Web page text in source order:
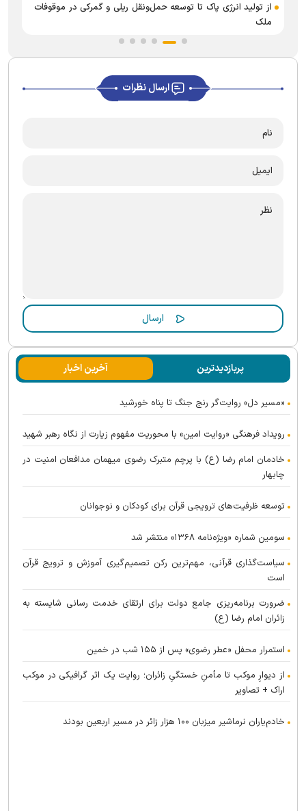
از تولید انرژی پاک تا توسعه حمل‌ونقل ریلی و گمرکی در موقوفات
ملک
ارسال نظرات
پربازدیدترین آخرین اخبار
«مسیر دل» روایت‌گر رنج جنگ تا پناه خورشید
رویداد فرهنگی «روایت امین» با محوریت مفهوم زیارت از نگاه رهبر شهید
خادمان امام رضا (ع) با پرچم متبرک رضوی میهمان مدافعان امنیت در
چابهار
توسعه ظرفیت‌های ترویجی قرآن برای کودکان و نوجوانان
سومین شماره «ویژه‌نامه ۱۳۶۸» منتشر شد
سیاست‌گذاری قرآنی، مهم‌ترین رکن تصمیم‌گیری آموزش و ترویج قرآن
است
ضرورت برنامه‌ریزی جامع دولت برای ارتقای خدمت رسانی شایسته به
زائران امام رضا (ع)
استمرار محفل «عطر رضوی» پس از ۱۵۵ شب در خمین
از دیوارِ موکب تا مأمنِ خستگیِ زائران؛ روایت یک اثر گرافیکی در موکب
اراک + تصاویر
خادم‌یاران نرماشیر میزبان ۱۰۰ هزار زائر در مسیر اربعین بودند